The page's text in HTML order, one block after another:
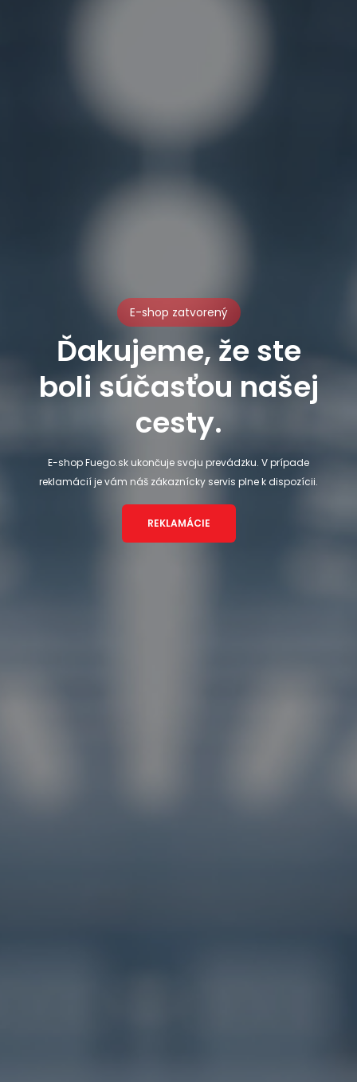
E-shop zatvorený
Ďakujeme, že ste
boli súčasťou našej
cesty.
E-shop Fuego.sk ukončuje svoju prevádzku. V prípade
reklamácií je vám náš zákaznícky servis plne k dispozícii.
REKLAMÁCIE